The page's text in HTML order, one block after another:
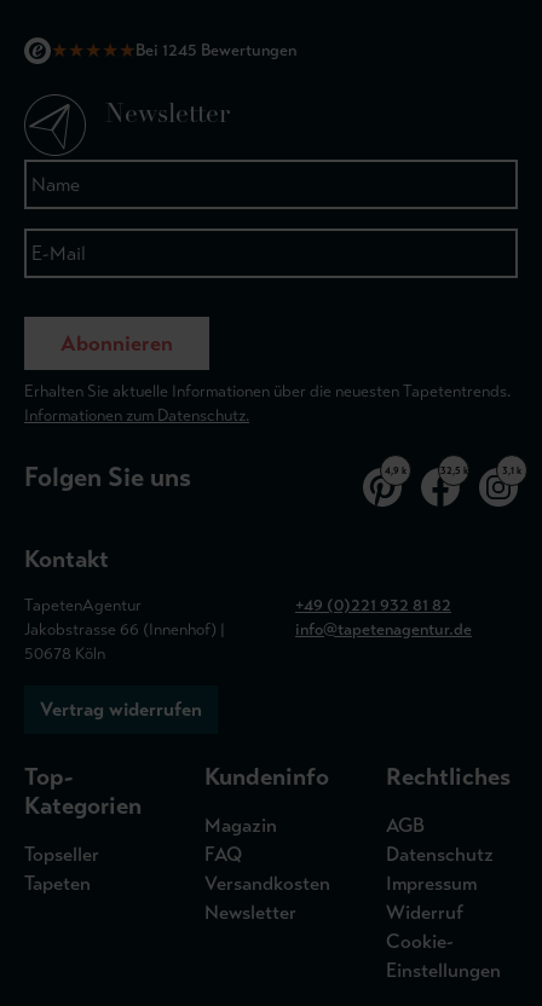
★★★★★Bei 1245 Bewertungen
Newsletter
Abonnieren
Erhalten Sie aktuelle Informationen über die neuesten Tapetentrends.
Informationen zum Datenschutz.
Folgen Sie uns 4,9 k 32,5 k 3,1 k
Kontakt
TapetenAgentur
Jakobstrasse 66 (Innenhof) |
50678 Köln
+49 (0)221 932 81 82
info@tapetenagentur.de
Vertrag widerrufen
Top-
Kategorien
Topseller
Tapeten
Kundeninfo
Magazin
FAQ
Versandkosten
Newsletter
Rechtliches
AGB
Datenschutz
Impressum
Widerruf
Cookie-
Einstellungen